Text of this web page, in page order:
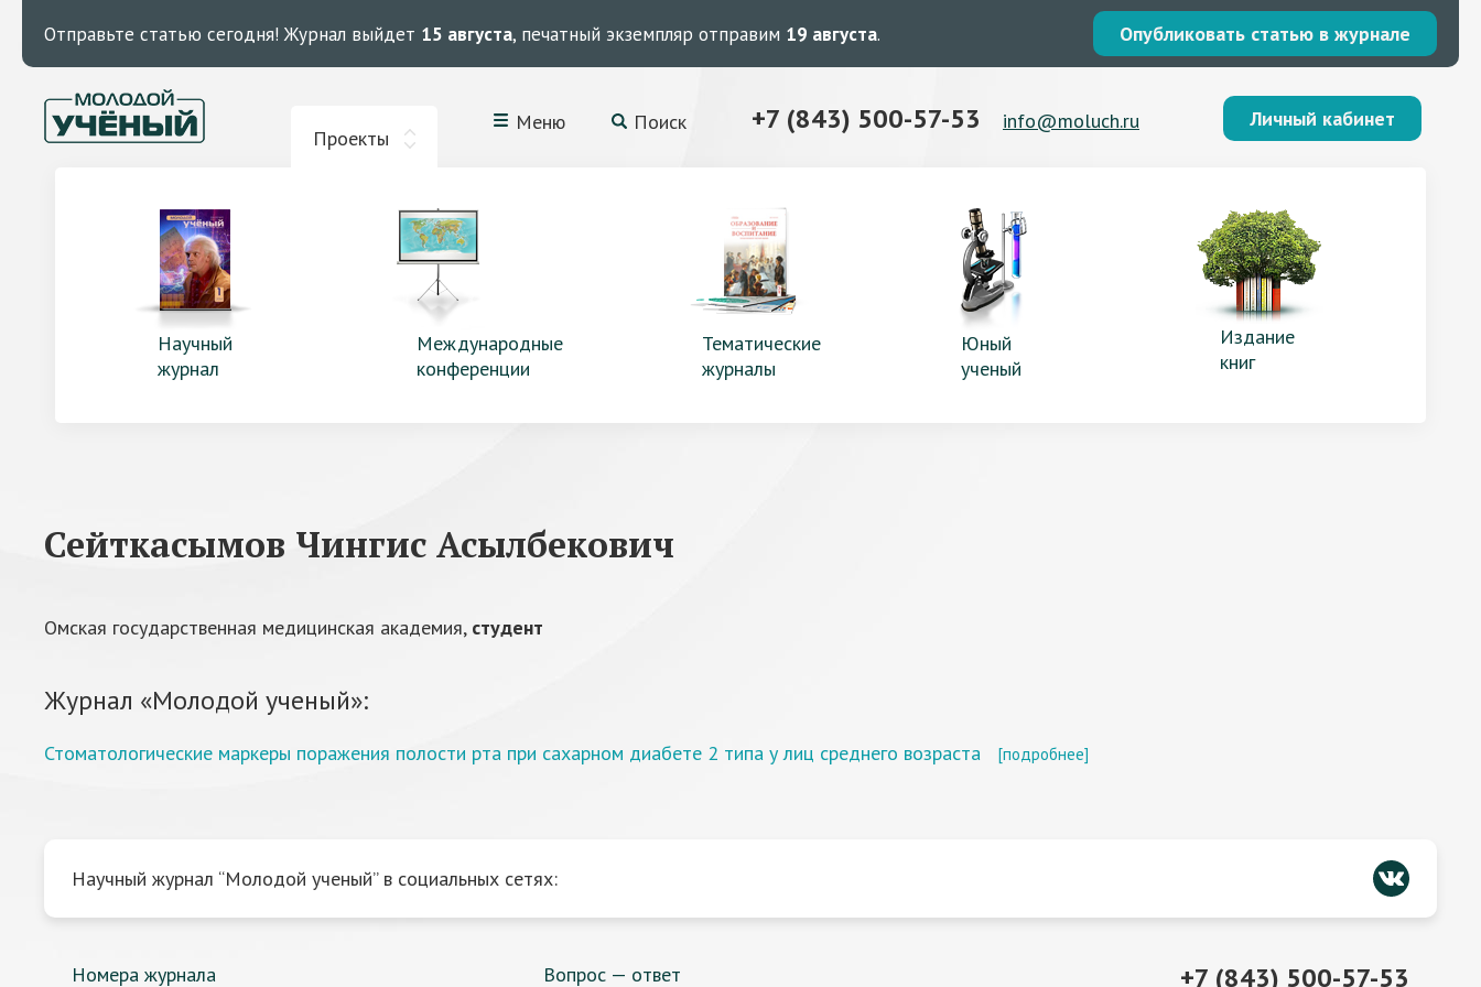
Отправьте статью сегодня! Журнал выйдет 15 августа, печатный экземпляр отправим 19 августа. Опубликовать статью в журнале
Проекты
Меню Поиск +7 (843) 500-57-53 info@moluch.ru Личный кабинет
Научный
журнал
Международные
конференции
Тематические
журналы
Юный
ученый
Издание
книг
Сейткасымов Чингис Асылбекович
Омская государственная медицинская академия, студент
Журнал «Молодой ученый»:
Стоматологические маркеры поражения полости рта при сахарном диабете 2 типа у лиц среднего возраста [подробнее]
Научный журнал “Молодой ученый” в социальных сетях:
Номера журнала Вопрос — ответ +7 (843) 500-57-53